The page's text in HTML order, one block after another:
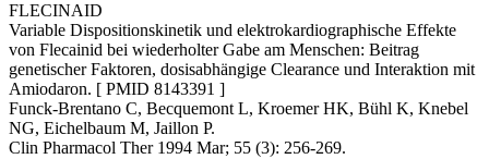
FLECINAID
Variable Dispositionskinetik und elektrokardiographische Effekte
von Flecainid bei wiederholter Gabe am Menschen: Beitrag
genetischer Faktoren, dosisabhängige Clearance und Interaktion mit
Amiodaron. [ PMID 8143391 ]
Funck-Brentano C, Becquemont L, Kroemer HK, Bühl K, Knebel
NG, Eichelbaum M, Jaillon P.
Clin Pharmacol Ther 1994 Mar; 55 (3): 256-269.